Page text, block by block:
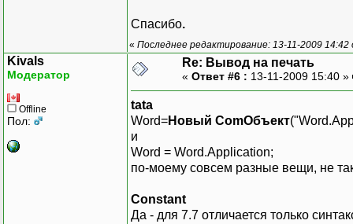
Спасибо.
« Последнее редактирование: 13-11-2009 14:42
Kivals
Модератор
Offline
Пол:
Re: Вывод на печать
« Ответ #6 : 13-11-2009 15:40 »
tata
Word=Новый ComОбъект
и
Word = Word.Application;
по-моему совсем разные вещи, не
Constant
Да - для 7.7 отличается только